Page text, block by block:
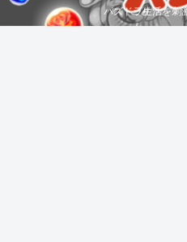
パズドラ生活を刺